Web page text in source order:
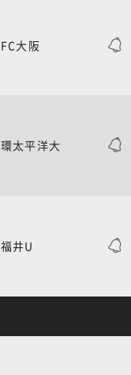
FC大阪
環太平洋大
福井U